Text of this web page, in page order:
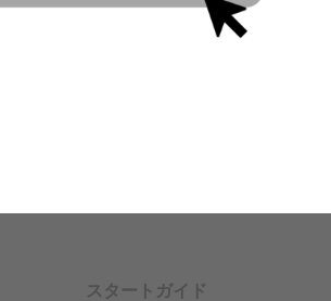
スタートガイド